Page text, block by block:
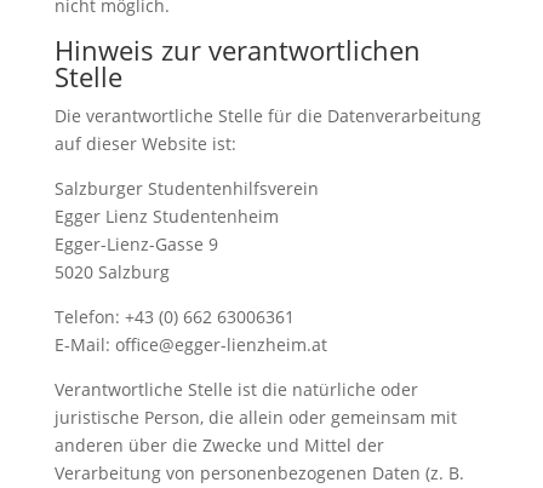
nicht möglich.
Hinweis zur verantwortlichen
Stelle
Die verantwortliche Stelle für die Datenverarbeitung
auf dieser Website ist:
Salzburger Studentenhilfsverein
Egger Lienz Studentenheim
Egger-Lienz-Gasse 9
5020 Salzburg
Telefon: +43 (0) 662 63006361
E-Mail: office@egger-lienzheim.at
Verantwortliche Stelle ist die natürliche oder
juristische Person, die allein oder gemeinsam mit
anderen über die Zwecke und Mittel der
Verarbeitung von personenbezogenen Daten (z. B.